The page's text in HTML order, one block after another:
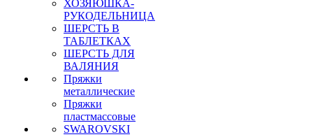
ХОЗЯЮШКА-
РУКОДЕЛЬНИЦА
ШЕРСТЬ В
ТАБЛЕТКАХ
ШЕРСТЬ ДЛЯ
ВАЛЯНИЯ
Пряжки
металлические
Пряжки
пластмассовые
SWAROVSKI